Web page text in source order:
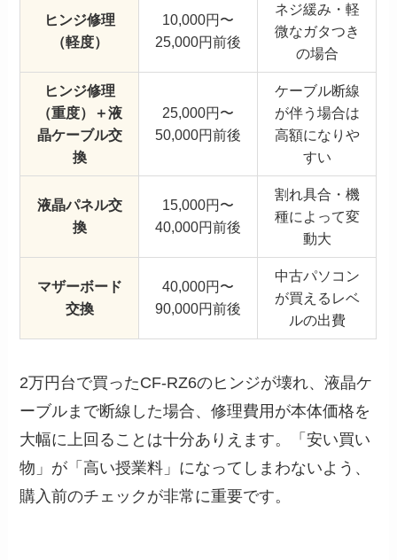
ヒンジ修理
（軽度）
10,000円〜
25,000円前後
ネジ緩み・軽
微なガタつき
の場合
ヒンジ修理
（重度）＋液
晶ケーブル交
換
25,000円〜
50,000円前後
ケーブル断線
が伴う場合は
高額になりや
すい
液晶パネル交
換
15,000円〜
40,000円前後
割れ具合・機
種によって変
動大
マザーボード
交換
40,000円〜
90,000円前後
中古パソコン
が買えるレベ
ルの出費
2万円台で買ったCF-RZ6のヒンジが壊れ、液晶ケ
ーブルまで断線した場合、修理費用が本体価格を
大幅に上回ることは十分ありえます。「安い買い
物」が「高い授業料」になってしまわないよう、
購入前のチェックが非常に重要です。